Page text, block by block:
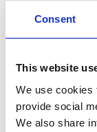
Consent
This website
We use cookies
provide social
We also share